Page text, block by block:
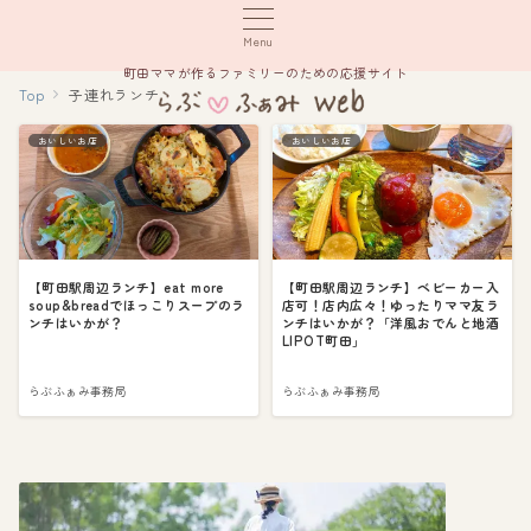
Menu
町田ママが作るファミリーのための応援サイト
Top 子連れランチ
おいしいお店
【町田駅周辺ランチ】eat more
soup&breadでほっこりスープのラ
ンチはいかが？
らぶふぁみ事務局
おいしいお店
【町田駅周辺ランチ】ベビーカー入
店可！店内広々！ゆったりママ友ラ
ンチはいかが？「洋風おでんと地酒
LIPOT町田」
らぶふぁみ事務局